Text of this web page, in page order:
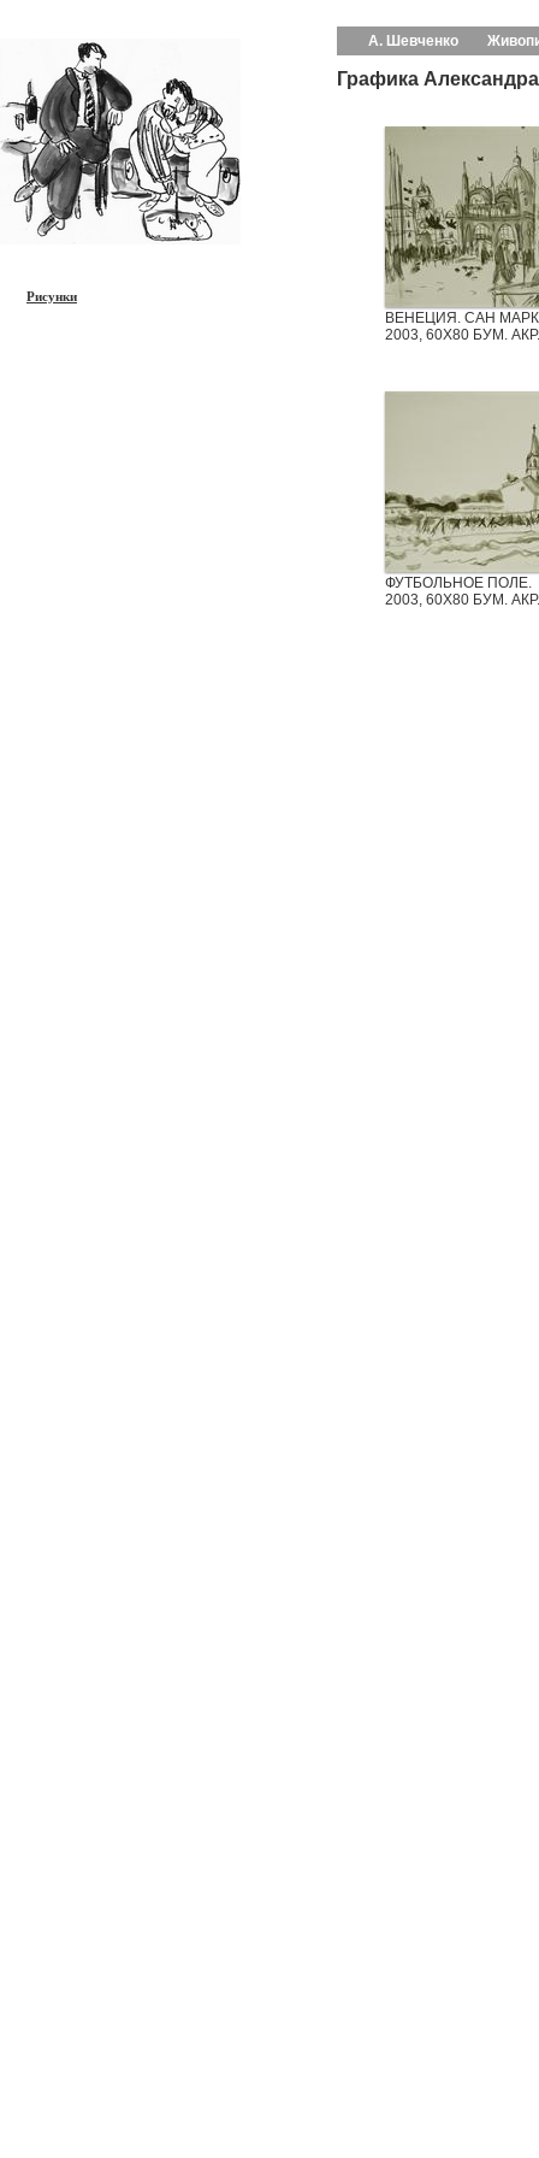
Рисунки
А. Шевченко
Графика
ВЕНЕЦИЯ. САН
2003, 60Х80 БУМ. АКР.
ФУТБОЛЬНОЕ ПОЛЕ.
2003, 60Х80 БУМ. АКР.